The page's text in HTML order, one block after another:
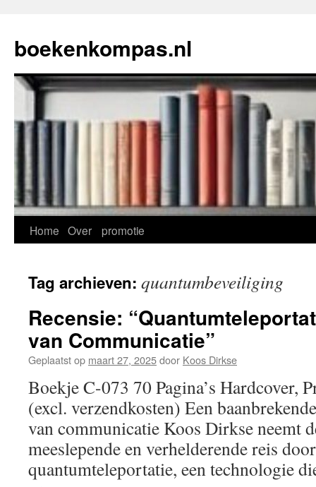
de
inhoud
boekenkompas.nl
Home Over promotie
Tag archieven: quantumbeveiliging
Recensie:
van Communicatie”
Geplaatst op maart 27, 2025door Koos Dirkse
Boekje C-073 70 Pagina’s Hardcover,
(excl. verzendkosten) Een
van communicatie Koos Dirkse neemt
meeslepende en verhelderende reis
quantumteleportatie, een technologie